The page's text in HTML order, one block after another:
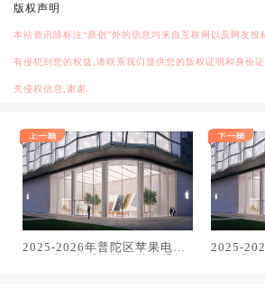
版权声明
本站资讯除标注“原创”外的信息均来自互联网以及网友
有侵犯到您的权益,请联系我们提供您的版权证明和身份
关侵权信息,谢谢.
2025-2026年普陀区苹果电话
2025-